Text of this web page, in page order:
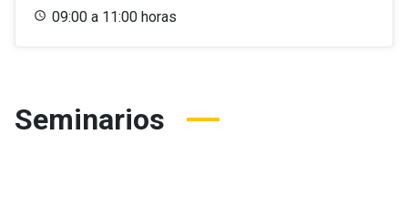
09:00 a 11:00 horas
Seminarios